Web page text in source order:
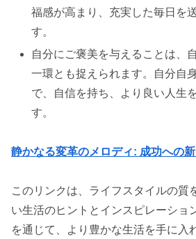
福感が高まり、充実した毎日を
す。
自分にご褒美を与えることは、
一環とも捉えられます。自分自
で、自信を持ち、より良い人生
す。
静かなる変革のメロディ: 成功への
このリンクは、ライフスタイルの質
い生活のヒントとインスピレーショ
を通じて、より豊かな生活を手に入